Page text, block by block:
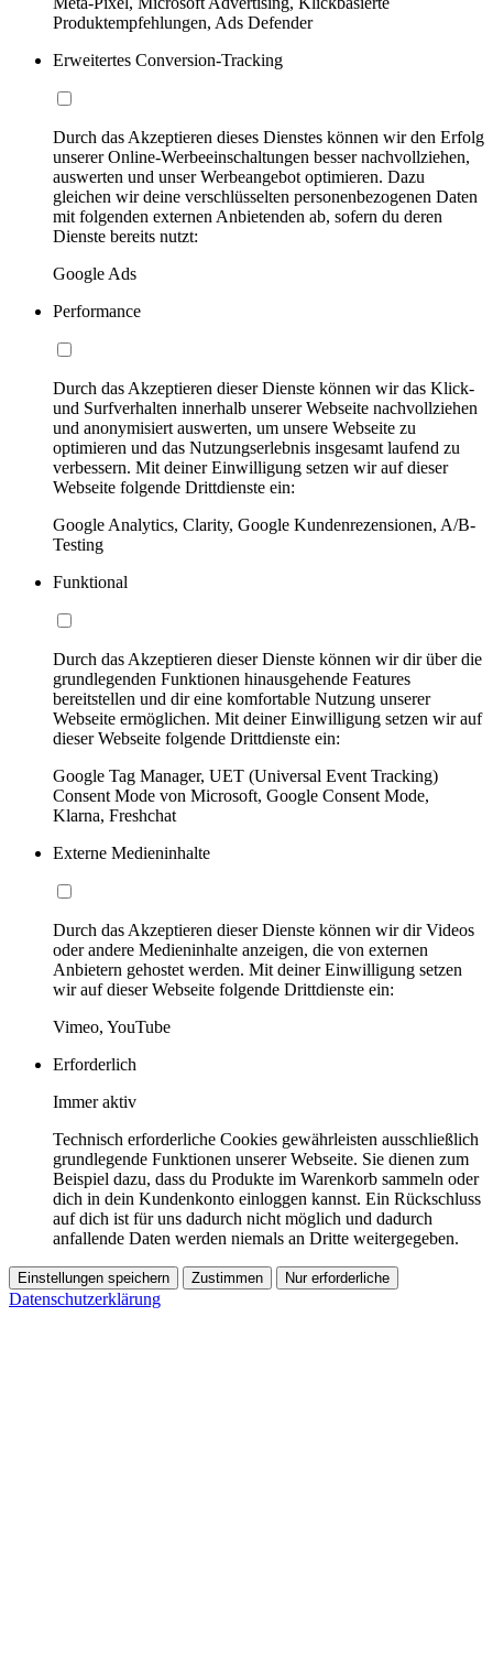
Produktempfehlungen, Ads Defender
Erweitertes Conversion-Tracking
Durch das Akzeptieren dieses Dienstes können wir den Erfolg
unserer Online-Werbeeinschaltungen besser nachvollziehen,
auswerten und unser Werbeangebot optimieren. Dazu
gleichen wir deine verschlüsselten personenbezogenen Daten
mit folgenden externen Anbietenden ab, sofern du deren
Dienste bereits nutzt:
Google Ads
Performance
Durch das Akzeptieren dieser Dienste können wir das Klick-
und Surfverhalten innerhalb unserer Webseite nachvollziehen
und anonymisiert auswerten, um unsere Webseite zu
optimieren und das Nutzungserlebnis insgesamt laufend zu
verbessern. Mit deiner Einwilligung setzen wir auf dieser
Webseite folgende Drittdienste ein:
Google Analytics, Clarity, Google Kundenrezensionen, A/B-
Testing
Funktional
Durch das Akzeptieren dieser Dienste können wir dir über die
grundlegenden Funktionen hinausgehende Features
bereitstellen und dir eine komfortable Nutzung unserer
Webseite ermöglichen. Mit deiner Einwilligung setzen wir auf
dieser Webseite folgende Drittdienste ein:
Google Tag Manager, UET (Universal Event Tracking)
Consent Mode von Microsoft, Google Consent Mode,
Klarna, Freshchat
Externe Medieninhalte
Durch das Akzeptieren dieser Dienste können wir dir Videos
oder andere Medieninhalte anzeigen, die von externen
Anbietern gehostet werden. Mit deiner Einwilligung setzen
wir auf dieser Webseite folgende Drittdienste ein:
Vimeo, YouTube
Erforderlich
Immer aktiv
Technisch erforderliche Cookies gewährleisten ausschließlich
grundlegende Funktionen unserer Webseite. Sie dienen zum
Beispiel dazu, dass du Produkte im Warenkorb sammeln oder
dich in dein Kundenkonto einloggen kannst. Ein Rückschluss
auf dich ist für uns dadurch nicht möglich und dadurch
anfallende Daten werden niemals an Dritte weitergegeben.
Einstellungen speichern Zustimmen Nur erforderliche
Datenschutzerklärung